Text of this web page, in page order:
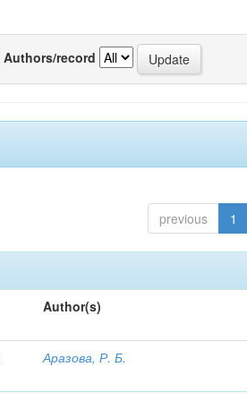
Authors/record
previous 1
Author(s)
Аразова, Р. Б.